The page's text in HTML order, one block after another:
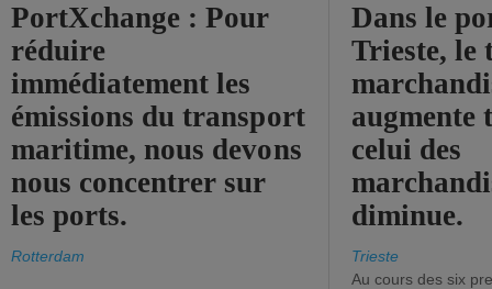
PortXchange : Pour
réduire
immédiatement les
émissions du transport
maritime, nous devons
nous concentrer sur
les ports.
Rotterdam
Dans le
Trieste, le
augmente
celui des
diminue.
Trieste
Au cours des six